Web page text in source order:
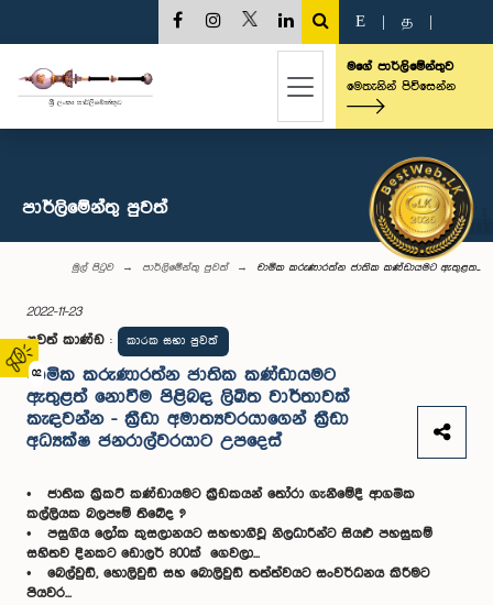
02
E த
මගේ පාර්ලිමේන්තුව
මෙතැනින් පිවිසෙන්න
පාර්ලි‌මේන්තු පුවත්
මුල් පිටුව පාර්ලි‌මේන්තු පුවත් චාමික කරුණාරත්න ජාතික කණ්ඩායමට ඇතුළත...
2022-11-23
පුවත් කාණ්ඩ : කාරක සභා පුවත්
චාමික කරුණාරත්න ජාතික කණ්ඩායමට
ඇතුළත් නොවීම පිළිබඳ ලිඛිත වාර්තාවක්
කැඳවන්න - ක්‍රීඩා අමාත්‍යවරයාගෙන් ක්‍රීඩා
අධ්‍යක්ෂ ජනරාල්වරයාට උපදෙස්
• ජාතික ක්‍රිකට් කණ්ඩායමට ක්‍රීඩකයන් තෝරා ගැනීමේදී ආගමික
කල්ලියක බලපෑම් තිබේද ?
• පසුගිය ලෝක කුසලානයට සහභාගීවූ නිලධාරීන්ට සියළු පහසුකම්
සහිතව දිනකට ඩොලර් 800ක් ගෙවලා...
• බෙල්වුඩ්, හොලිවුඩ් සහ බොලිවුඩ් තත්ත්වයට සංවර්ධනය කිරීමට
පියවර...